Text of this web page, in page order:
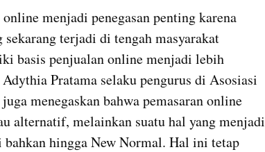
menjadi penegasan penting karena
terjadi di tengah masyarakat
basis penjualan online menjadi lebih
Pratama selaku pengurus di Asosiasi
menegaskan bahwa pemasaran online
alternatif, melainkan suatu hal yang menjadi
hingga New Normal. Hal ini tetap